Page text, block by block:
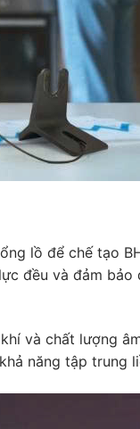
lồ để chế tạo
đều và đảm bảo
và chất lượng
năng tập trung